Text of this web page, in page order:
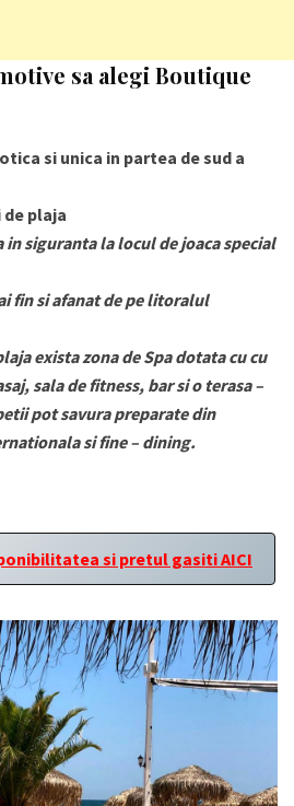
sa alegi Boutique
si unica in partea de sud a
de plaja
siguranta la locul de joaca special
fin si afanat de pe litoralul
exista zona de Spa dotata cu cu
sala de fitness, bar si o terasa –
pot savura preparate din
si fine – dining.
si pretul gasiti AICI